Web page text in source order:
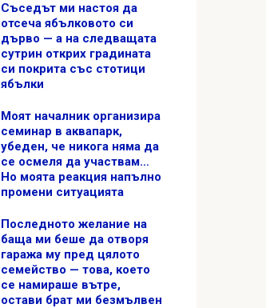
Съседът ми настоя да
отсеча ябълковото си
дърво — а на следващата
сутрин открих градината
си покрита със стотици
ябълки
Моят началник организира
семинар в аквапарк,
убеден, че никога няма да
се осмеля да участвам…
Но моята реакция напълно
промени ситуацията
Последното желание на
баща ми беше да отворя
гаража му пред цялото
семейство — това, което
се намираше вътре,
остави брат ми безмълвен